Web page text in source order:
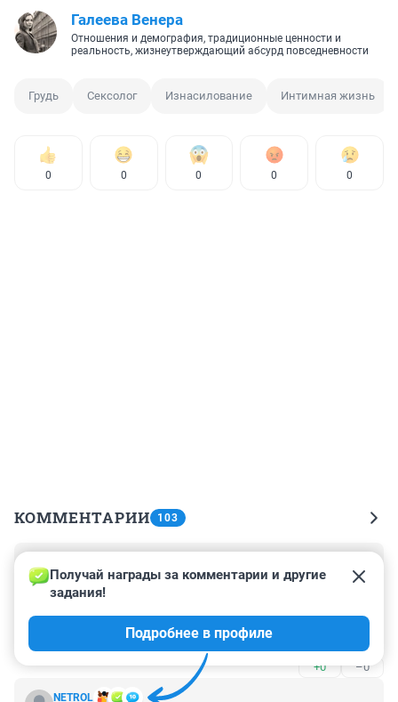
Галеева Венера
Отношения и демография, традиционные ценности и
реальность, жизнеутверждающий абсурд повседневности
Грудь Сексолог Изнасилование Интимная жизнь
0 0 0 0 0
КОММЕНТАРИИ 103
9 июля 2023, 18:21
И тема раскрыта и репортаж хороший и мадам
позитивная..
+0 –0
NETROL
Получай награды за комментарии и другие
задания!
Подробнее в профиле